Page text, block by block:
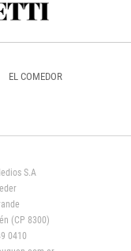
EL COMEDOR
S.A
(CP 8300)
0410